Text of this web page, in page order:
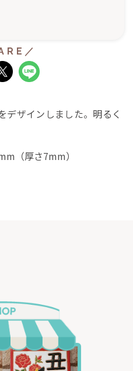
デザインしました。明るく
（厚さ7mm）